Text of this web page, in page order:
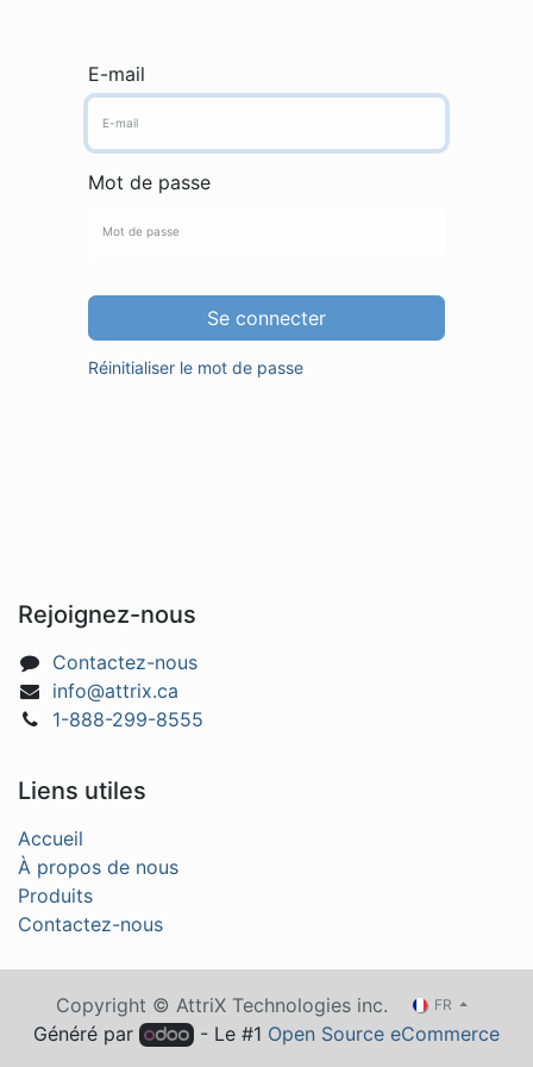
E-mail
Mot de passe
Se connecter
Réinitialiser le mot de passe
Rejoignez-nous
Contactez-nous
info@attrix.ca
1-888-299-8555
Liens utiles
Accueil
À propos de nous
Produits
Contactez-nous
Copyright © AttriX Technologies inc. FR
Généré par - Le #1 Open Source eCommerce